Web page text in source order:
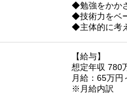
◆勉強をかか
◆技術力をベ
◆主体的に考
【給与】
想定年収
月給：65万円
※月給内訳